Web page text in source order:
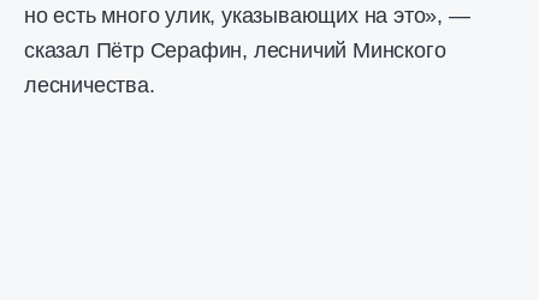
но есть много улик, указывающих на это», —
сказал Пётр Серафин, лесничий Минского
лесничества.